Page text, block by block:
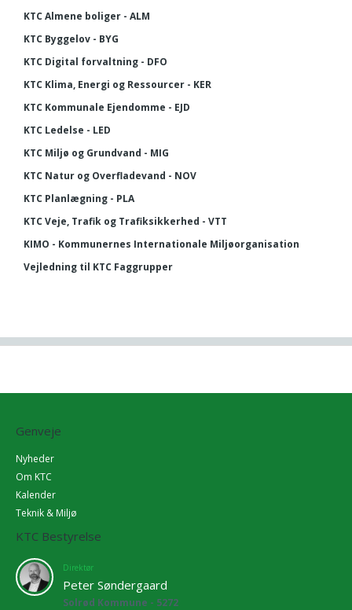
KTC Almene boliger - ALM
KTC Byggelov - BYG
KTC Digital forvaltning - DFO
KTC Klima, Energi og Ressourcer - KER
KTC Kommunale Ejendomme - EJD
KTC Ledelse - LED
KTC Miljø og Grundvand - MIG
KTC Natur og Overfladevand - NOV
KTC Planlægning - PLA
KTC Veje, Trafik og Trafiksikkerhed - VTT
KIMO - Kommunernes Internationale Miljøorganisation
Vejledning til KTC Faggrupper
Genveje
Nyheder
Om KTC
Kalender
Teknik & Miljø
KTC Bestyrelse
Direktør
Peter Søndergaard
Solrød Kommune - 5272